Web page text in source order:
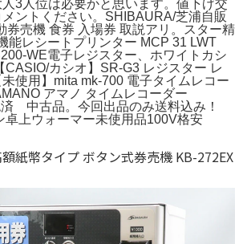
3人位は必要かと思います。値下げ交
ントください。SHIBAURA/芝浦自販
券売機 食券 入場券 取説アリ。スター精
能レシートプリンター MCP 31 LWT
WE電子レジスター、ホワイトカシ
CASIO/カシオ】SR-G3 レジスター レ
使用】mita mk-700 電子タイムレコー
アマノ タイムレコーダー
中古品。今回出品のみ送料込み！
卓上ウォーマー未使用品100V格安